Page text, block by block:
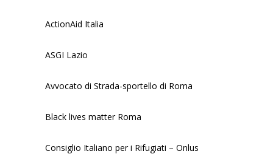
ActionAid Italia
ASGI Lazio
Avvocato di Strada-sportello di Roma
Black lives matter Roma
Consiglio Italiano per i Rifugiati – Onlus